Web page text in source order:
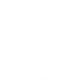
de la